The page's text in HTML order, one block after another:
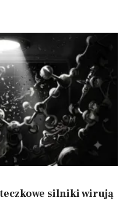
silniki wirują